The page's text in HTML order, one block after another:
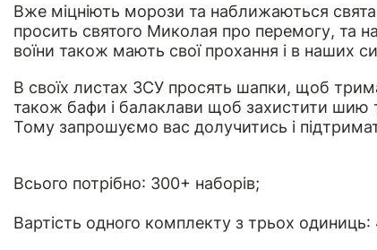
Вже міцніють морози та наближаються
просить святого Миколая про перемогу, та
воїни також мають свої прохання і в наших
В своїх листах ЗСУ просять шапки, щоб
також бафи і балаклави щоб захистити шию
Тому запрошуємо вас долучитись і
Всього потрібно: 300+ наборів;
Вартість одного комплекту з трьох одиниць: